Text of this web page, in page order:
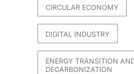
CIRCULAR ECONOMY
DIGITAL INDUSTRY
ENERGY TRANSITION
DECARBONIZATION